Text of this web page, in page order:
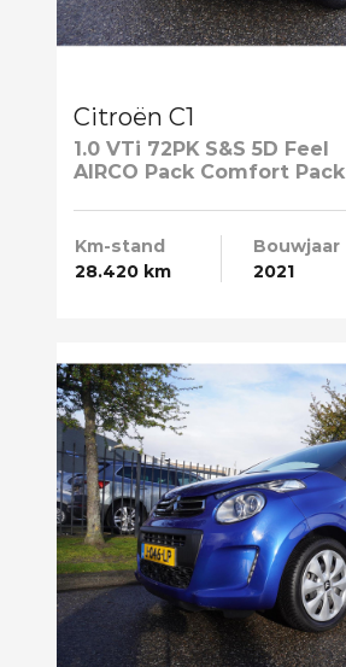
Citroën C1
1.0 VTi 72PK S&S 5D Feel
AIRCO Pack Comfort Pack
Km-stand
28.420 km
Bouwjaar
2021